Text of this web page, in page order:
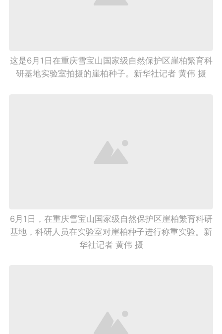
这是6月1日在重庆雪宝山国家级自然保护区崖柏繁育科
研基地实验室拍摄的崖柏种子。新华社记者 黄伟 摄
6月1日，在重庆雪宝山国家级自然保护区崖柏繁育科研
基地，科研人员在实验室对崖柏种子进行称重实验。新
华社记者 黄伟 摄